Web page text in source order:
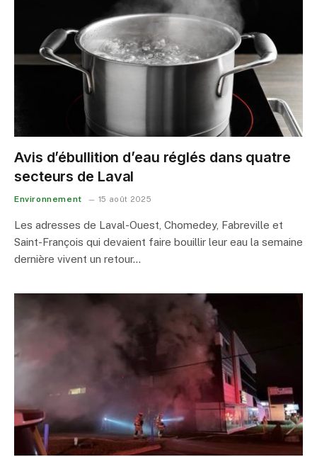
Avis d’ébullition d’eau réglés dans quatre
secteurs de Laval
Environnement 15 août 2025
Les adresses de Laval-Ouest, Chomedey, Fabreville et
Saint-François qui devaient faire bouillir leur eau la semaine
dernière vivent un retour…